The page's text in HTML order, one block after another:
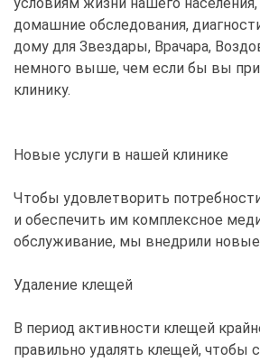
домашние обследования,
дому для Звездары, Врачара,
немного выше, чем если бы вы
клинику.
Новые услуги в нашей клинике
Чтобы удовлетворить
и обеспечить им комплексное
обслуживание, мы внедрили новые
Удаление клещей
В период активности клещей
правильно удалять клещей, чтобы